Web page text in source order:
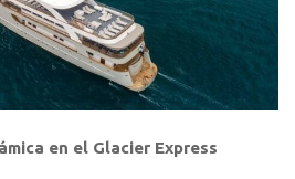
en el Glacier Express